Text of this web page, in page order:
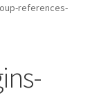
references-